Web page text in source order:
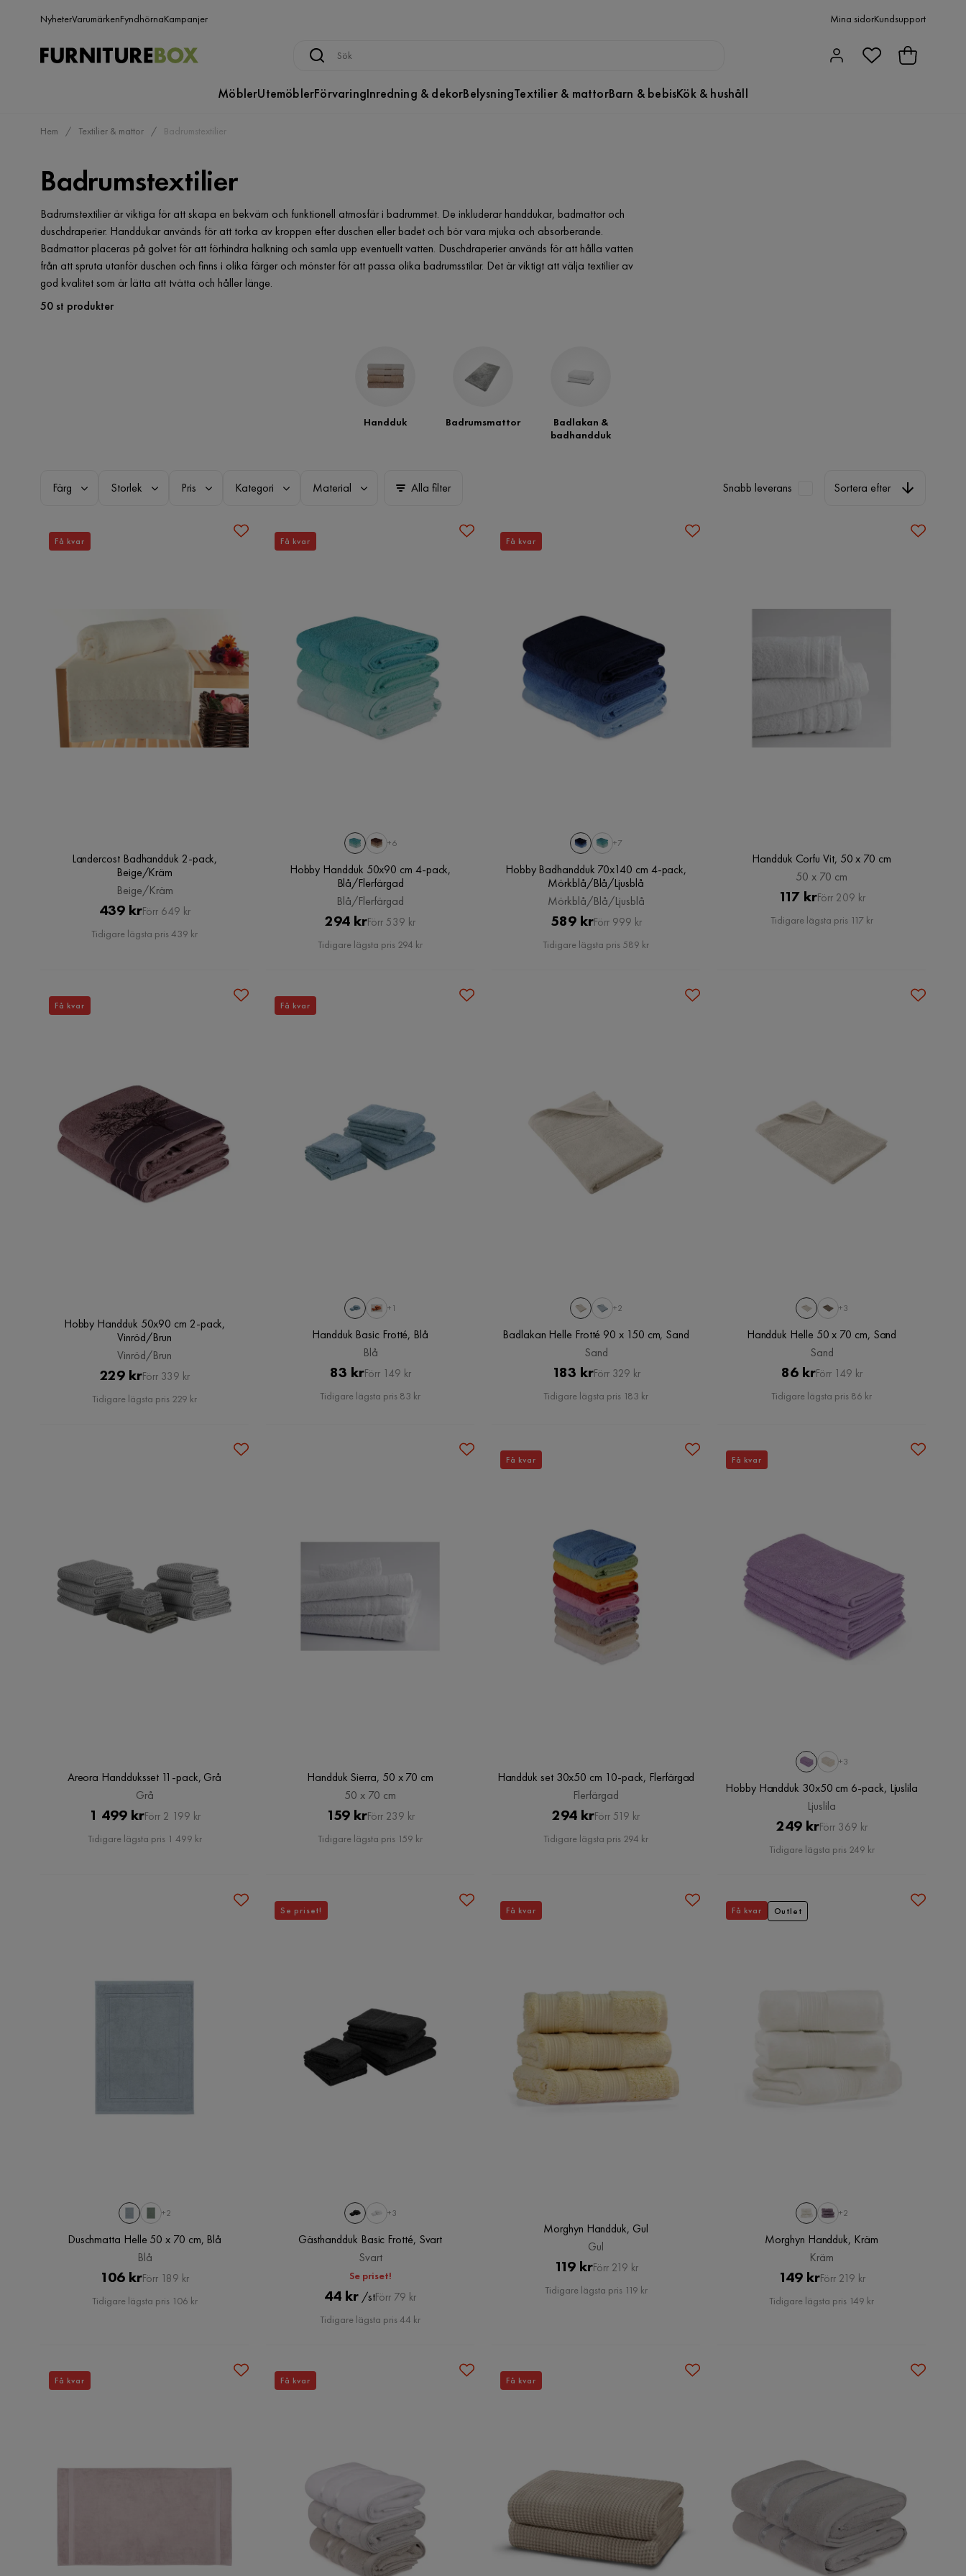
NyheterVarumärkenFyndhörnaKampanjer Mina sidorKundsupport
MöblerUtemöblerFörvaringInredning & dekorBelysningTextilier & mattorBarn & bebisKök & hushåll
Hem Textilier & mattor Badrumstextilier
Badrumstextilier
Badrumstextilier är viktiga för att skapa en bekväm och funktionell atmosfär i badrummet. De inkluderar handdukar, badmattor och
duschdraperier. Handdukar används för att torka av kroppen efter duschen eller badet och bör vara mjuka och absorberande.
Badmattor placeras på golvet för att förhindra halkning och samla upp eventuellt vatten. Duschdraperier används för att hålla vatten
från att spruta utanför duschen och finns i olika färger och mönster för att passa olika badrumsstilar. Det är viktigt att välja textilier av
god kvalitet som är lätta att tvätta och håller länge.
50 st produkter
Handduk Badrumsmattor
Badlakan &
badhandduk
Färg Storlek Pris Kategori Material Alla filter Snabb leverans Sortera efter
Landercost Badhandduk 2-pack,
Beige/Kräm
Beige/Kräm
Pris
439 krOriginal
Pris
Förr 649 kr
Tidigare lägsta pris 439 kr
Få kvar
+6
Hobby Handduk 50x90 cm 4-pack,
Blå/Flerfärgad
Blå/Flerfärgad
Pris
294 krOriginal
Pris
Förr 539 kr
Tidigare lägsta pris 294 kr
Få kvar
+7
Hobby Badhandduk 70x140 cm 4-pack,
Mörkblå/Blå/Ljusblå
Mörkblå/Blå/Ljusblå
Pris
589 krOriginal
Pris
Förr 999 kr
Tidigare lägsta pris 589 kr
Få kvar
Handduk Corfu Vit, 50 x 70 cm
50 x 70 cm
Pris
117 krOriginal
Pris
Förr 209 kr
Tidigare lägsta pris 117 kr
Hobby Handduk 50x90 cm 2-pack,
Vinröd/Brun
Vinröd/Brun
Pris
229 krOriginal
Pris
Förr 339 kr
Tidigare lägsta pris 229 kr
Få kvar
+1
Handduk Basic Frotté, Blå
Blå
Pris
83 kr Original
Pris
Förr 149 kr
Tidigare lägsta pris 83 kr
Få kvar
+2
Badlakan Helle Frotté 90 x 150 cm, Sand
Sand
Pris
183 krOriginal
Pris
Förr 329 kr
Tidigare lägsta pris 183 kr
+3
Handduk Helle 50 x 70 cm, Sand
Sand
Pris
86 kr Original
Pris
Förr 149 kr
Tidigare lägsta pris 86 kr
Areora Handduksset 11-pack, Grå
Grå
Pris
1 499 krOriginal
Pris
Förr 2 199 kr
Tidigare lägsta pris 1 499 kr
Handduk Sierra, 50 x 70 cm
50 x 70 cm
Pris
159 krOriginal
Pris
Förr 239 kr
Tidigare lägsta pris 159 kr
Handduk set 30x50 cm 10-pack, Flerfärgad
Flerfärgad
Pris
294 krOriginal
Pris
Förr 519 kr
Tidigare lägsta pris 294 kr
Få kvar
+3
Hobby Handduk 30x50 cm 6-pack, Ljuslila
Ljuslila
Pris
249 krOriginal
Pris
Förr 369 kr
Tidigare lägsta pris 249 kr
Få kvar
+2
Duschmatta Helle 50 x 70 cm, Blå
Blå
Pris
106 krOriginal
Pris
Förr 189 kr
Tidigare lägsta pris 106 kr
+3
Gästhandduk Basic Frotté, Svart
Svart
Se priset!
Pris
44 kr /stOriginal
Pris
Förr 79 kr
Tidigare lägsta pris 44 kr
Se priset!
Morghyn Handduk, Gul
Gul
Pris
119 krOriginal
Pris
Förr 219 kr
Tidigare lägsta pris 119 kr
Få kvar
+2
Morghyn Handduk, Kräm
Kräm
Pris
149 krOriginal
Pris
Förr 219 kr
Tidigare lägsta pris 149 kr
Få kvar Outlet
Få kvar Få kvar Få kvar